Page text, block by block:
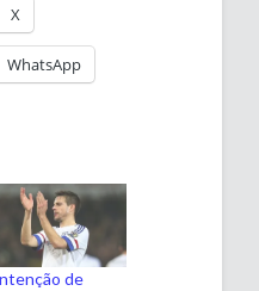
X
WhatsApp
de